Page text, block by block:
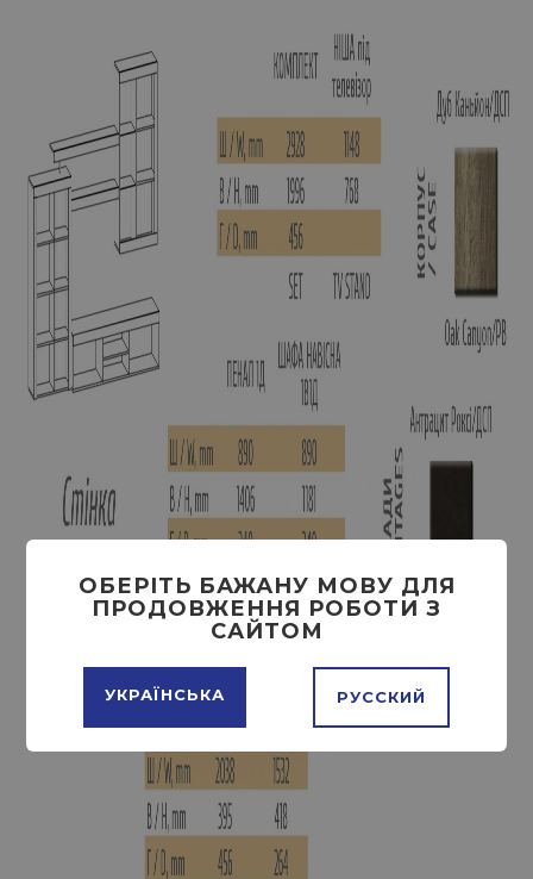
ОБЕРІТЬ БАЖАНУ МОВУ ДЛЯ
ПРОДОВЖЕННЯ РОБОТИ З
САЙТОМ
УКРАЇНСЬКА РУССКИЙ